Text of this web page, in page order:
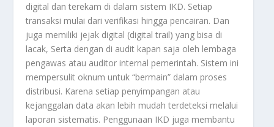
digital dan terekam di dalam sistem IKD. Setiap
transaksi mulai dari verifikasi hingga pencairan. Dan
juga memiliki jejak digital (digital trail) yang bisa di
lacak, Serta dengan di audit kapan saja oleh lembaga
pengawas atau auditor internal pemerintah. Sistem ini
mempersulit oknum untuk “bermain” dalam proses
distribusi. Karena setiap penyimpangan atau
kejanggalan data akan lebih mudah terdeteksi melalui
laporan sistematis. Penggunaan IKD juga membantu